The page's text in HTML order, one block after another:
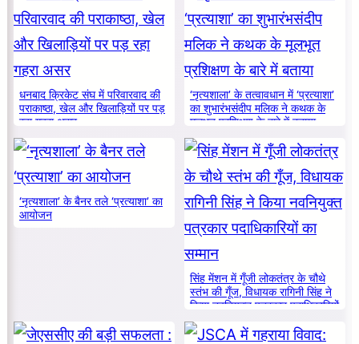
धनबाद क्रिकेट संघ में परिवारवाद की
पराकाष्ठा, खेल और खिलाड़ियों पर पड़
रहा गहरा असर
‘नृत्यशाला’ के तत्वावधान में ‘प्रत्याशा’
का शुभारंभसंदीप मलिक ने कथक के
मूलभूत प्रशिक्षण के बारे में बताया
‘नृत्यशाला’ के बैनर तले ‘प्रत्याशा’ का
आयोजन
सिंह मेंशन में गूँजी लोकतंत्र के चौथे
स्तंभ की गूँज, विधायक रागिनी सिंह ने
किया नवनियुक्त पत्रकार पदाधिकारियों
का सम्मान